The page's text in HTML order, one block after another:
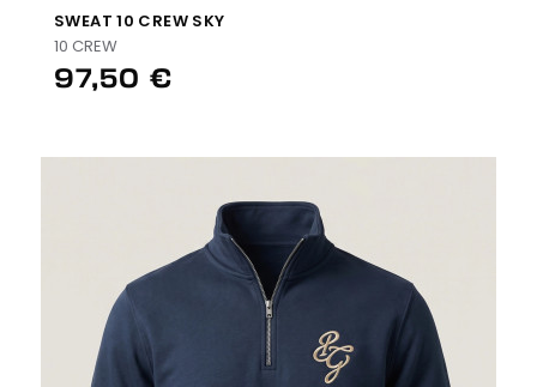
SWEAT 10 CREW SKY
10 CREW
97,50 €